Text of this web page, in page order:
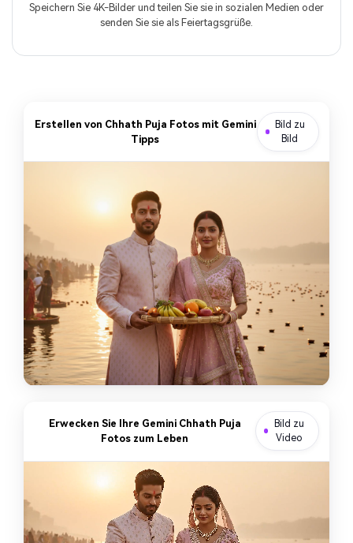
Speichern Sie 4K-Bilder und teilen Sie sie in sozialen Medien oder
senden Sie sie als Feiertagsgrüße.
Erstellen von Chhath Puja Fotos mit Gemini
Tipps
Bild zu
Bild
Erwecken Sie Ihre Gemini Chhath Puja
Fotos zum Leben
Bild zu
Video